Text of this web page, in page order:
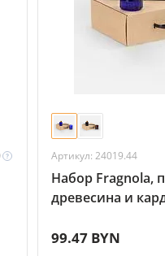
Артикул: 24019.44
Набор Fragnola,
древесина и
99.47 BYN